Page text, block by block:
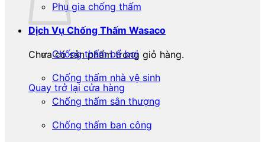
Chưa có sản phẩm trong giỏ hàng.
Quay trở lại cửa hàng
Phụ gia chống thấm
Dịch Vụ Chống Thấm Wasaco
Chống thấm bể bơi
Chống thấm nhà vệ sinh
Chống thấm sân thượng
Chống thấm ban công